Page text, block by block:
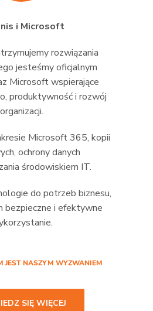
i Microsoft
rozwiązania
jesteśmy oficjalnym
Microsoft wspierające
produktywność i rozwój
organizacji.
Microsoft 365, kopii
ochrony danych
środowiskiem IT.
do potrzeb biznesu,
bezpieczne i efektywne
JEST NASZYM WYZWANIEM
SIĘ WIĘCEJ